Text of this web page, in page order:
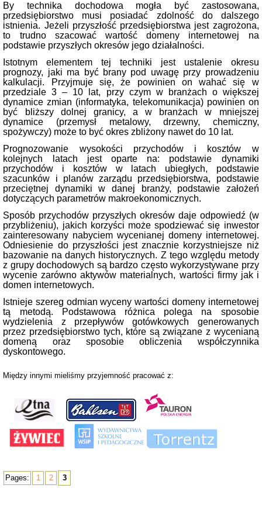
By technika dochodowa mogła być zastosowana,
przedsiębiorstwo musi posiadać zdolność do dalszego
istnienia. Jeżeli przyszłość przedsiębiorstwa jest zagrożona,
to trudno szacować wartość domeny internetowej na
podstawie przyszłych okresów jego działalności.
Istotnym elementem tej techniki jest ustalenie okresu
prognozy, jaki ma być brany pod uwagę przy prowadzeniu
kalkulacji. Przyjmuje się, że powinien on wahać się w
przedziale 3 – 10 lat, przy czym w branżach o większej
dynamice zmian (informatyka, telekomunikacja) powinien on
być bliższy dolnej granicy, a w branżach w mniejszej
dynamice (przemysł metalowy, drzewny, chemiczny,
spożywczy) może to być okres zbliżony nawet do 10 lat.
Prognozowanie wysokości przychodów i kosztów w
kolejnych latach jest oparte na: podstawie dynamiki
przychodów i kosztów w latach ubiegłych, podstawie
szacunków i planów zarządu przedsiębiorstwa, podstawie
przeciętnej dynamiki w danej branży, podstawie założeń
dotyczących parametrów makroekonomicznych.
Sposób przychodów przyszłych okresów daje odpowiedź (w
przybliżeniu), jakich korzyści może spodziewać się inwestor
zainteresowany nabyciem wycenianej domeny internetowej.
Odniesienie do przyszłości jest znacznie korzystniejsze niż
bazowanie na danych historycznych. Z tego względu metody
z grupy dochodowych są bardzo często wykorzystywane przy
wycenie zarówno aktywów materialnych, wartości firmy jak i
domen internetowych.
Istnieje szereg odmian wyceny wartości domeny internetowej
tą metodą. Podstawowa różnica polega na sposobie
wydzielenia z przepływów gotówkowych generowanych
przez przedsiębiorstwo tych, które są związane z wycenianą
domeną oraz sposobie obliczenia współczynnika
dyskontowego.
Między innymi mieliśmy przyjemność pracować z:
Pages: 1 2 3